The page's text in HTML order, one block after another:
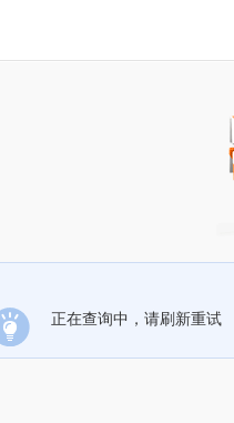
正在查询中，请刷新重试